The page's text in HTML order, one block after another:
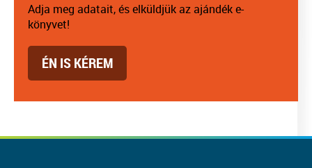
Adja meg adatait, és elküldjük az ajándék e-
könyvet!
ÉN IS KÉREM